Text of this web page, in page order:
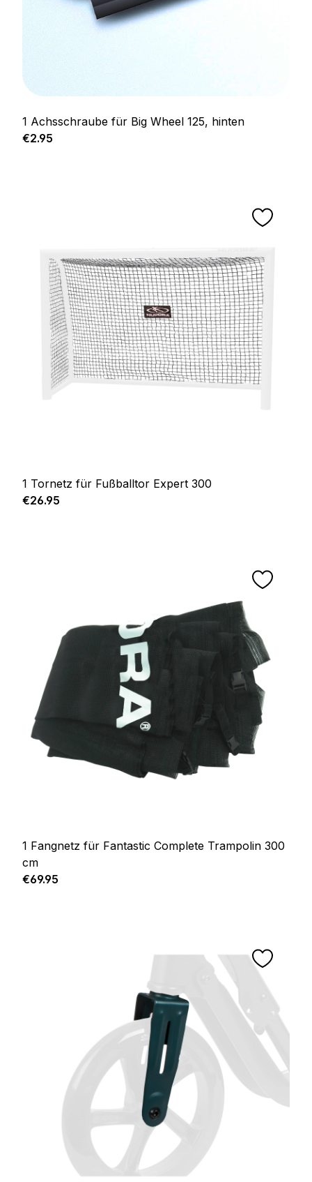
1 Achsschraube für Big Wheel 125, hinten
Regular price:
€2.95
1 Tornetz für Fußballtor Expert 300
Regular price:
€26.95
1 Fangnetz für Fantastic Complete Trampolin 300
cm
Regular price:
€69.95